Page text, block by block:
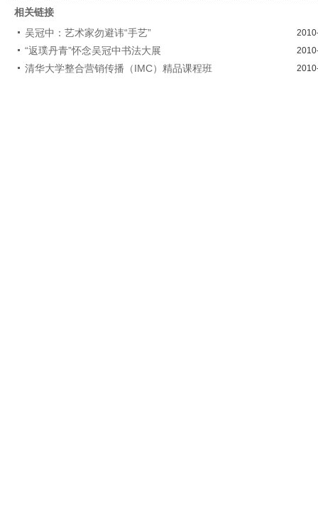
相关链接
吴冠中：艺术家勿避讳“手艺”
“返璞丹青”怀念吴冠中书法大展
清华大学整合营销传播（IMC）精品课程班